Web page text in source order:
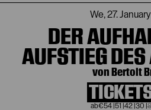
We, 27. January
DER
AUFSTIEG
von Bertolt
€54 51 42 30 |8